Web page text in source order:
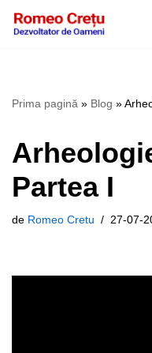
Prima pagină » Blog »
Partea I
de Romeo Cretu 27-07-